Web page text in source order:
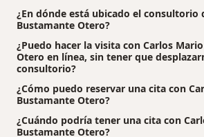
¿En dónde está ubicado el consultorio
Bustamante Otero?
¿Puedo hacer la visita con Carlos
Otero en línea, sin tener que
consultorio?
¿Cómo puedo reservar una cita con
Bustamante Otero?
¿Cuándo podría tener una cita con
Bustamante Otero?